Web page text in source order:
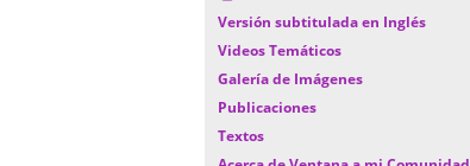
Versión subtitulada en Inglés
Videos Temáticos
Galería de Imágenes
Publicaciones
Textos